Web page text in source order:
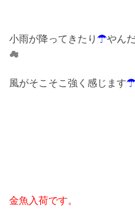
小雨が降ってきたり ☂やん
☁
風がそこそこ強く感じます
金魚入荷です。